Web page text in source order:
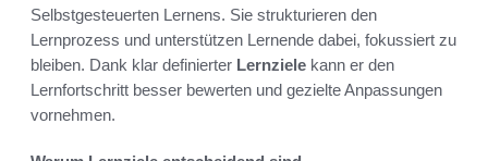
Selbstgesteuerten Lernens. Sie strukturieren den
Lernprozess und unterstützen Lernende dabei, fokussiert zu
bleiben. Dank klar definierter Lernziele kann er den
Lernfortschritt besser bewerten und gezielte Anpassungen
vornehmen.